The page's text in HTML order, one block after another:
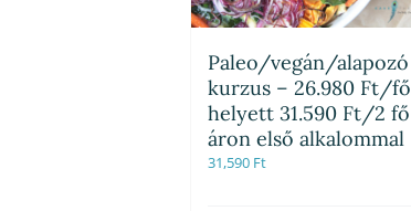
Paleo/vegán/alapozó
kurzus – 26.980 Ft/fő
helyett 31.590 Ft/2 fő
áron első alkalommal
31,590 Ft